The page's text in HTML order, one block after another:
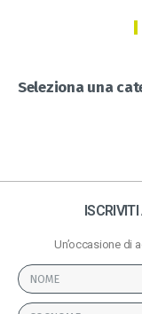
Seleziona una
Un’occasione di